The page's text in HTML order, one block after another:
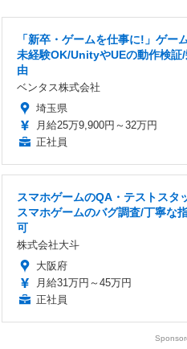
「新卒・ゲームを仕事に!」ゲー
未経験OK/UnityやUEの動作検証
由
ベンタス株式会社
埼玉県
月給25万9,900円～32万円
正社員
スマホゲームのQA・テストスタ
スマホゲームのバグ調査/丁寧な
可
株式会社大斗
大阪府
月給31万円～45万円
正社員